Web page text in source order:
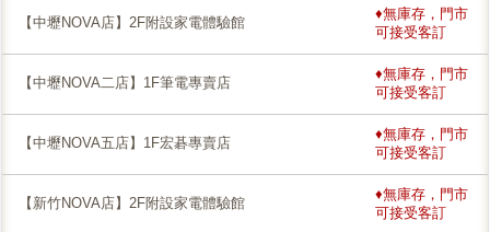
【中壢NOVA店】2F附設家電體驗館
♦無庫存，門市
可接受客訂
【中壢NOVA二店】1F筆電專賣店
♦無庫存，門市
可接受客訂
【中壢NOVA五店】1F宏碁專賣店
♦無庫存，門市
可接受客訂
【新竹NOVA店】2F附設家電體驗館
♦無庫存，門市
可接受客訂